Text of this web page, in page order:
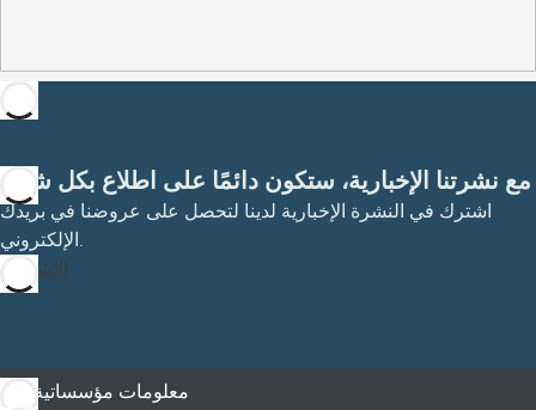
مع نشرتنا الإخبارية، ستكون دائمًا على اطلاع بكل شيء
اشترك في النشرة الإخبارية لدينا لتحصل على عروضنا في بريدك
الإلكتروني.
الاشتراك
معلومات مؤسساتية